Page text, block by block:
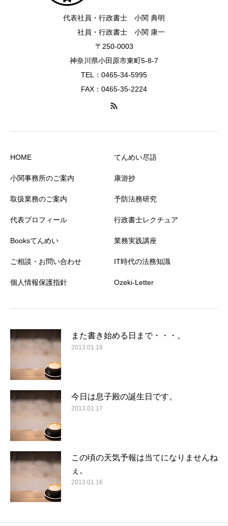
代表社員・行政書士 小関 典明
社員・行政書士 小関 康一
〒250-0003
神奈川県小田原市東町5-8-7
TEL：0465-34-5995
FAX：0465-35-2224
HOME
小関事務所のご案内
取扱業務のご案内
代表プロフィール
Booksてんめい
ご相談・お問い合わせ
個人情報保護指針
てんめい尽語
康游抄
予防法務研究
行政書士レクチュア
業務実践講座
IT時代の法務知識
Ozeki-Letter
また書き始める日まで・・・。
2013.01.18
今日は息子殿の誕生日です。
2013.01.17
この頃の天気予報は当てになりませんね
ぇ。
2013.01.16